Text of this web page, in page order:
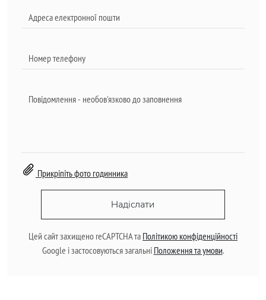
Прикріпіть фото годинника
Надіслати
Цей сайт захищено reCAPTCHA та Політикою конфіденційності
Google і застосовуються загальні Положення та умови.